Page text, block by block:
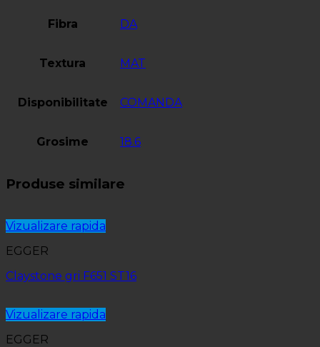
Fibra DA
Textura MAT
Disponibilitate COMANDA
Grosime 18.6
Produse similare
Vizualizare rapida
EGGER
Claystone gri F651 ST16
Vizualizare rapida
EGGER